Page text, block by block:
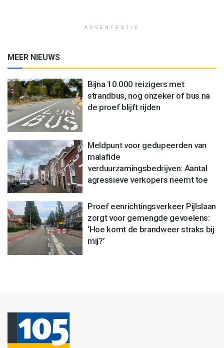
ADVERTENTIE
MEER NIEUWS
Bijna 10.000 reizigers met
strandbus, nog onzeker of bus na
de proef blijft rijden
Meldpunt voor gedupeerden van
malafide
verduurzamingsbedrijven: Aantal
agressieve verkopers neemt toe
Proef eenrichtingsverkeer Pijlslaan
zorgt voor gemengde gevoelens:
‘Hoe komt de brandweer straks bij
mij?’